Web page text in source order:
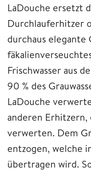
LaDouche ersetzt
Durchlauferhitzer
durchaus
Frischwasser aus
90 % des
LaDouche
anderen Erhitzern,
verwerten. Dem
entzogen, welche
übertragen wird.